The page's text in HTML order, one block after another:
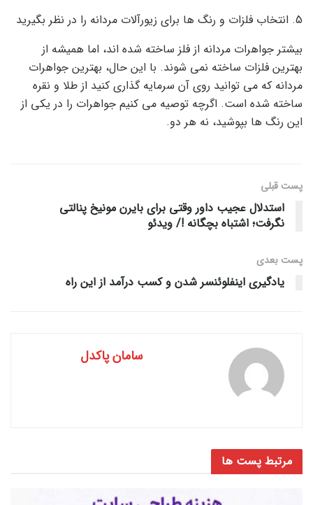
5. انتخاب فلزات و رنگ ها برای زیورآلات مردانه را در نظر بگیرید
بیشتر جواهرات مردانه از فلز ساخته شده اند، اما همیشه از
بهترین فلزات ساخته نمی شوند. با این حال، بهترین جواهرات
مردانه که می توانید روی آن سرمایه گذاری کنید از طلا و نقره
ساخته شده است. اگرچه توصیه می کنیم جواهرات را در یکی از
این رنگ ها بپوشید، نه هر دو.
پست قبلی
استدلال عجیب داور وقتی برای بایرن مونیخ پنالتی
نگرفت؛ اشتباه بچگانه !/ ویدئو
پست‌ بعدی
یادگیری اینفلوئنسر شدن و کسب درآمد از این راه
سامان پاکدل
مرتبط پست ها